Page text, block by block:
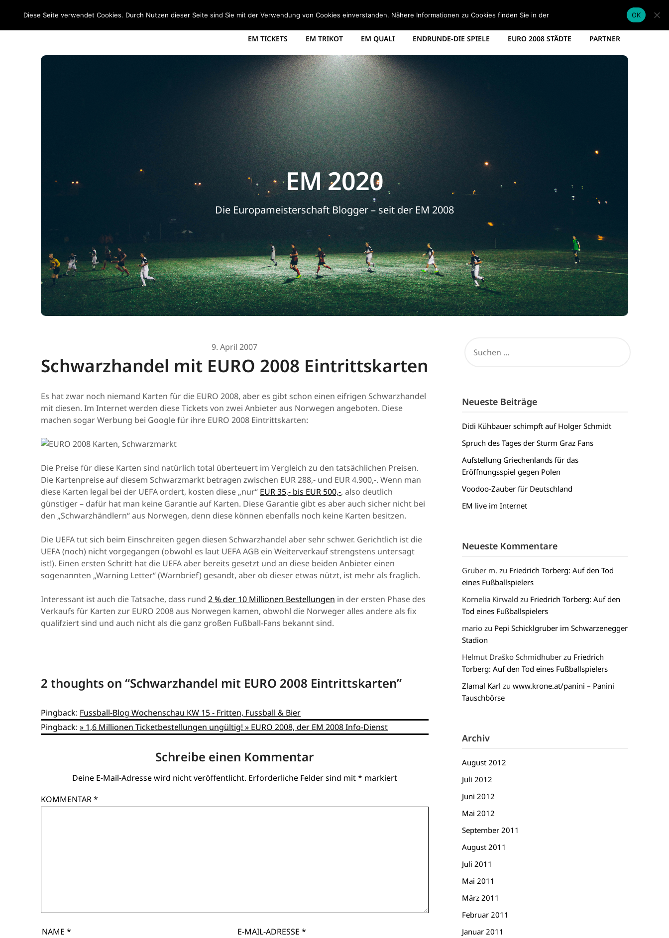
EM 2020 STARTSEITE EM 2008 TABELLE EM 2012 GRUPPEN EM KADER DEUTSCHLAND
EM TICKETS EM TRIKOT EM QUALI ENDRUNDE-DIE SPIELE EURO 2008 STÄDTE PARTNER
EM 2020
Die Europameisterschaft Blogger – seit der EM 2008
9. April 2007
Schwarzhandel mit EURO 2008 Eintrittskarten
Es hat zwar noch niemand Karten für die EURO 2008, aber es gibt schon einen eifrigen Schwarzhandel
mit diesen. Im Internet werden diese Tickets von zwei Anbieter aus Norwegen angeboten. Diese
machen sogar Werbung bei Google für ihre EURO 2008 Eintrittskarten:
Die Preise für diese Karten sind natürlich total überteuert im Vergleich zu den tatsächlichen Preisen.
Die Kartenpreise auf diesem Schwarzmarkt betragen zwischen EUR 288,- und EUR 4.900,-. Wenn man
diese Karten legal bei der UEFA ordert, kosten diese „nur“ EUR 35,- bis EUR 500,-, also deutlich
günstiger – dafür hat man keine Garantie auf Karten. Diese Garantie gibt es aber auch sicher nicht bei
den „Schwarzhändlern“ aus Norwegen, denn diese können ebenfalls noch keine Karten besitzen.
Die UEFA tut sich beim Einschreiten gegen diesen Schwarzhandel aber sehr schwer. Gerichtlich ist die
UEFA (noch) nicht vorgegangen (obwohl es laut UEFA AGB ein Weiterverkauf strengstens untersagt
ist!). Einen ersten Schritt hat die UEFA aber bereits gesetzt und an diese beiden Anbieter einen
sogenannten „Warning Letter“ (Warnbrief) gesandt, aber ob dieser etwas nützt, ist mehr als fraglich.
Interessant ist auch die Tatsache, dass rund 2 % der 10 Millionen Bestellungen in der ersten Phase des
Verkaufs für Karten zur EURO 2008 aus Norwegen kamen, obwohl die Norweger alles andere als fix
qualifziert sind und auch nicht als die ganz großen Fußball-Fans bekannt sind.
2 thoughts on “Schwarzhandel mit EURO 2008 Eintrittskarten”
Pingback: Fussball-Blog Wochenschau KW 15 - Fritten, Fussball & Bier
Pingback: » 1,6 Millionen Ticketbestellungen ungültig! » EURO 2008, der EM 2008 Info-Dienst
Schreibe einen Kommentar
Deine E-Mail-Adresse wird nicht veröffentlicht. Erforderliche Felder sind mit* markiert
KOMMENTAR*
NAME * E-MAIL-ADRESSE*
NACH:
Neueste Beiträge
Didi Kühbauer schimpft auf Holger Schmidt
Spruch des Tages der Sturm Graz Fans
Aufstellung Griechenlands für das
Eröffnungsspiel gegen Polen
Voodoo-Zauber für Deutschland
EM live im Internet
Neueste Kommentare
Gruber m. zu Friedrich Torberg: Auf den Tod
eines Fußballspielers
Kornelia Kirwald zu Friedrich Torberg: Auf den
Tod eines Fußballspielers
mariozu Pepi Schicklgruber im Schwarzenegger
Stadion
Helmut Draško Schmidhuberzu Friedrich
Torberg: Auf den Tod eines Fußballspielers
Zlamal Karl zu www.krone.at/panini – Panini
Tauschbörse
Archiv
August 2012
Juli 2012
Juni 2012
Mai 2012
September 2011
August 2011
Juli 2011
Mai 2011
März 2011
Februar 2011
Januar 2011
Diese Seite verwendet Cookies. Durch Nutzen dieser Seite sind Sie mit der Verwendung von Cookies einverstanden. Nähere Informationen zu Cookies finden Sie in der OK